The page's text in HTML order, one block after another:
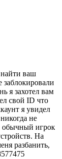
найти ваш
я захотел вам
свой ID что
я увидел
не
обычный игрок
На
разбанить,